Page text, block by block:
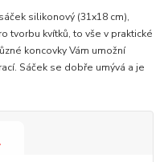
silikonový (31x18 cm),
tvorbu kvítků, to vše v praktické
koncovky Vám umožní
Sáček se dobře umývá a je